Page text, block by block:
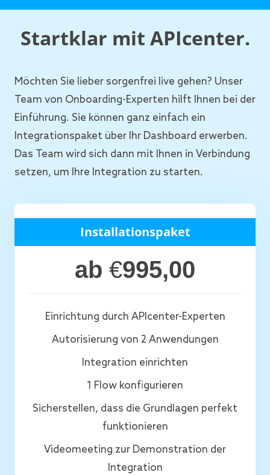
Startklar mit APIcenter.
Möchten Sie lieber sorgenfrei live gehen? Unser
Team von Onboarding-Experten hilft Ihnen bei der
Einführung. Sie können ganz einfach ein
Integrationspaket über Ihr Dashboard erwerben.
Das Team wird sich dann mit Ihnen in Verbindung
setzen, um Ihre Integration zu starten.
Installationspaket
ab €995,00
Einrichtung durch APIcenter-Experten
Autorisierung von 2 Anwendungen
Integration einrichten
1 Flow konfigurieren
Sicherstellen, dass die Grundlagen perfekt
funktionieren
Videomeeting zur Demonstration der
Integration